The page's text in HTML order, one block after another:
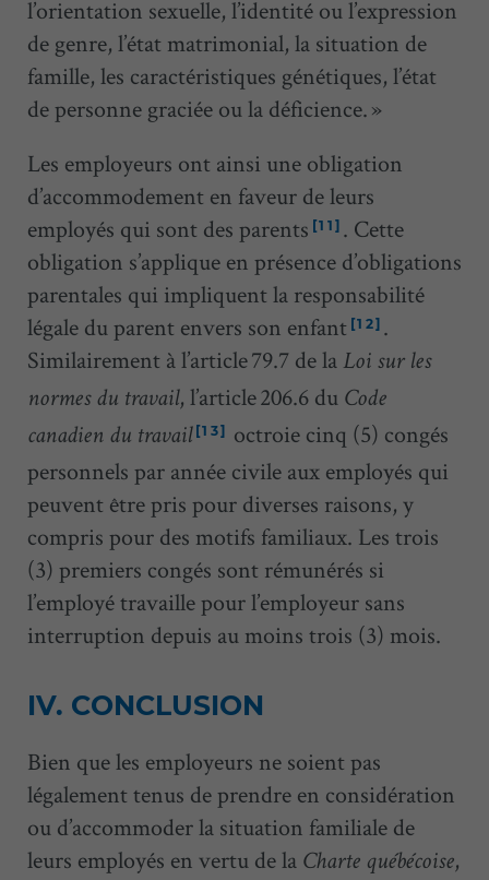
l’orientation sexuelle, l’identité ou l’expression
de genre, l’état matrimonial, la situation de
famille, les caractéristiques génétiques, l’état
de personne graciée ou la déficience. »
Les employeurs ont ainsi une obligation
d’accommodement en faveur de leurs
employés qui sont des parents [11] . Cette
obligation s’applique en présence d’obligations
parentales qui impliquent la responsabilité
légale du parent envers son enfant [12] .
Similairement à l’article 79.7 de la Loi sur les
normes du travail, l’article 206.6 du Code
canadien du travail [13]
octroie cinq (5) congés
personnels par année civile aux employés qui
peuvent être pris pour diverses raisons, y
compris pour des motifs familiaux. Les trois
(3) premiers congés sont rémunérés si
l’employé travaille pour l’employeur sans
interruption depuis au moins trois (3) mois.
IV. CONCLUSION
Bien que les employeurs ne soient pas
légalement tenus de prendre en considération
ou d’accommoder la situation familiale de
leurs employés en vertu de la Charte québécoise,